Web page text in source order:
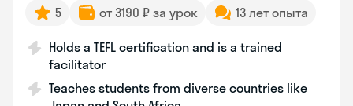
5 от 3190 ₽ за урок 13 лет опыта
Holds a TEFL certification and is a trained
facilitator
Teaches students from diverse countries like